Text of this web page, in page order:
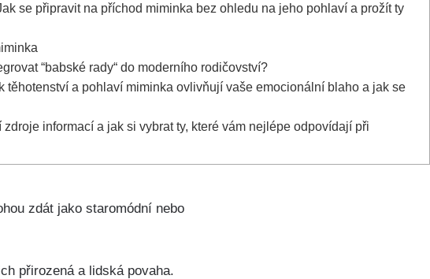
se připravit na příchod miminka bez ⁣ohledu na jeho pohlaví a prožít ty
​“babské rady“ ​do ‌moderního rodičovství?
a pohlaví miminka ovlivňují vaše emocionální blaho a ‌jak se
informací a jak si vybrat ty, které vám ⁤nejlépe odpovídají při
zdát jako staromódní nebo
přirozená⁢ a‌ lidská povaha.⁣